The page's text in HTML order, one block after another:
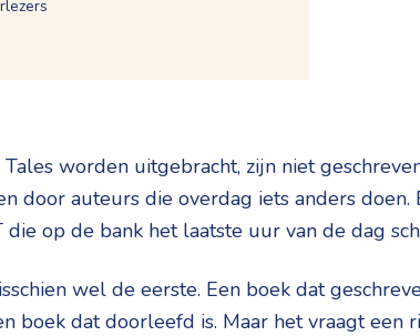
worden uitgebracht, zijn niet
door auteurs die overdag iets anders doen.
op de bank het laatste uur van de dag
wel de eerste. Een boek dat
boek dat doorleefd is. Maar het vraagt een